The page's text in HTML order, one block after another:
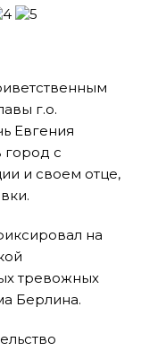
г.о.
Евгения
город с
и своем отце,
на
тревожных
Берлина.